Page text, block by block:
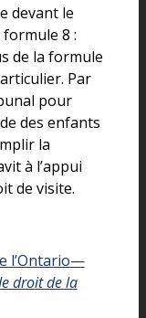
devant le
8 :
de la formule
Par
pour
des enfants
la
à l’appui
de visite.
l’Ontario—
droit de la